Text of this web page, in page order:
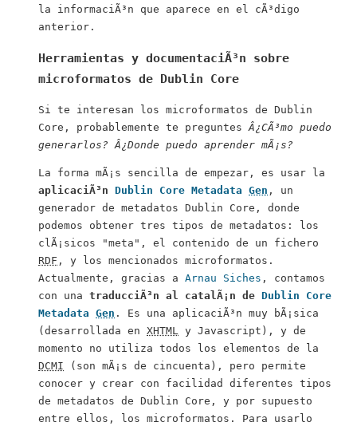
la informaciÃ³n que aparece en el cÃ³digo
anterior.
Herramientas y documentaciÃ³n sobre
microformatos de Dublin Core
Si te interesan los microformatos de Dublin
Core , probablemente te preguntesÂ¿CÃ³mo puedo
generarlos? Â¿Donde puedo aprender mÃ¡s?
La forma mÃ¡s sencilla de empezar, es usar la
aplicaciÃ³n Dublin Core Metadata Gen , un
generador de metadatos Dublin Core , donde
podemos obtener tres tipos de metadatos: los
clÃ¡sicos "meta ", el contenido de un fichero
RDF , y los mencionados microformatos.
Actualmente, gracias a Arnau Siches , contamos
con una traducciÃ³n al catalÃ¡n de Dublin Core
Metadata Gen . Es una aplicaciÃ³n muy bÃ¡sica
(desarrollada en XHTML y Javascript ), y de
momento no utiliza todos los elementos de la
DCMI (son mÃ¡s de cincuenta), pero permite
conocer y crear con facilidad diferentes tipos
de metadatos de Dublin Core , y por supuesto
entre ellos, los microformatos. Para usarlo